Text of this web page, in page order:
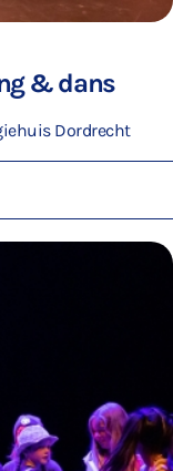
& dans
Dordrecht